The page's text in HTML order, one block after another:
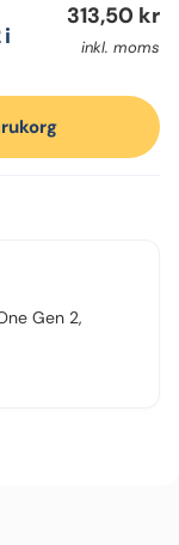
i
313,50 kr
inkl. moms
Gen 2,